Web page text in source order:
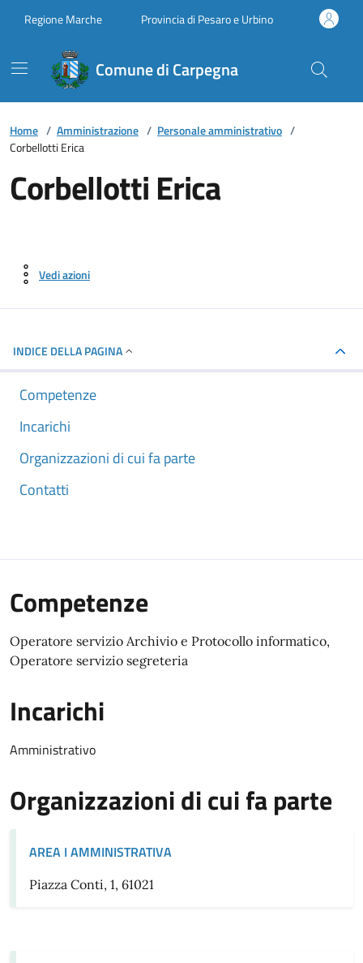
Regione Marche Provincia di Pesaro e Urbino
Comune di Carpegna
Home / Amministrazione / Personale amministrativo /
Corbellotti Erica
Corbellotti Erica
Vedi azioni
INDICE DELLA PAGINA
Competenze
Incarichi
Organizzazioni di cui fa parte
Contatti
Competenze
Operatore servizio Archivio e Protocollo informatico,
Operatore servizio segreteria
Incarichi
Amministrativo
Organizzazioni di cui fa parte
AREA I AMMINISTRATIVA
Piazza Conti, 1, 61021